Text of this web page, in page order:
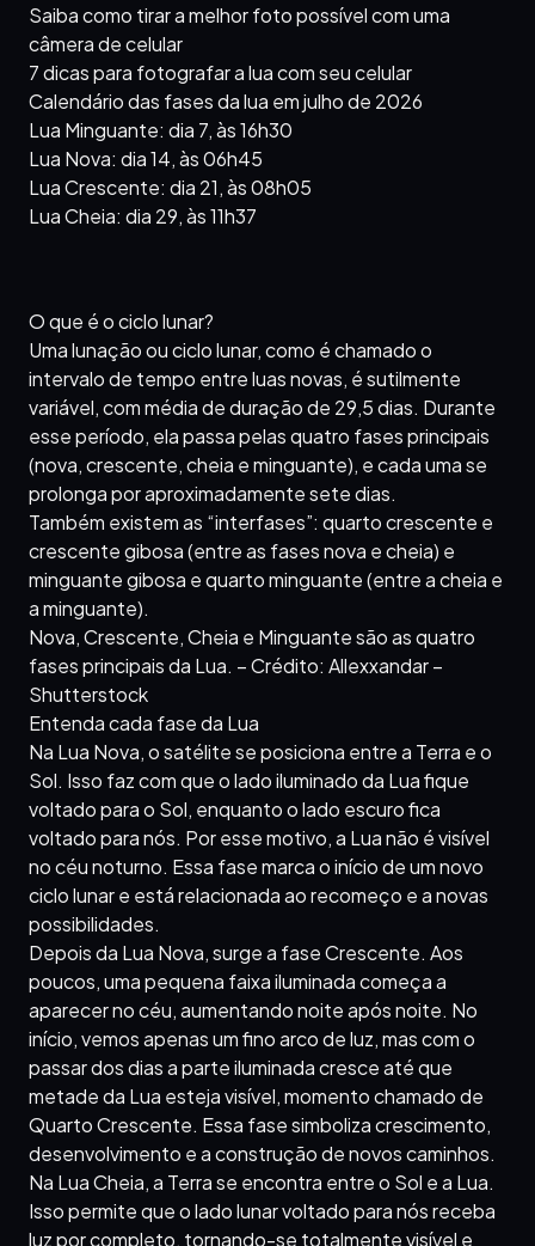
Saiba como tirar a melhor foto possível com uma
câmera de celular
7 dicas para fotografar a lua com seu celular
Calendário das fases da lua em julho de 2026
Lua Minguante: dia 7, às 16h30
Lua Nova: dia 14, às 06h45
Lua Crescente: dia 21, às 08h05
Lua Cheia: dia 29, às 11h37
O que é o ciclo lunar?
Uma lunação ou ciclo lunar, como é chamado o
intervalo de tempo entre luas novas, é sutilmente
variável, com média de duração de 29,5 dias. Durante
esse período, ela passa pelas quatro fases principais
(nova, crescente, cheia e minguante), e cada uma se
prolonga por aproximadamente sete dias.
Também existem as “interfases”: quarto crescente e
crescente gibosa (entre as fases nova e cheia) e
minguante gibosa e quarto minguante (entre a cheia e
a minguante).
Nova, Crescente, Cheia e Minguante são as quatro
fases principais da Lua. – Crédito: Allexxandar –
Shutterstock
Entenda cada fase da Lua
Na Lua Nova, o satélite se posiciona entre a Terra e o
Sol. Isso faz com que o lado iluminado da Lua fique
voltado para o Sol, enquanto o lado escuro fica
voltado para nós. Por esse motivo, a Lua não é visível
no céu noturno. Essa fase marca o início de um novo
ciclo lunar e está relacionada ao recomeço e a novas
possibilidades.
Depois da Lua Nova, surge a fase Crescente. Aos
poucos, uma pequena faixa iluminada começa a
aparecer no céu, aumentando noite após noite. No
início, vemos apenas um fino arco de luz, mas com o
passar dos dias a parte iluminada cresce até que
metade da Lua esteja visível, momento chamado de
Quarto Crescente. Essa fase simboliza crescimento,
desenvolvimento e a construção de novos caminhos.
Na Lua Cheia, a Terra se encontra entre o Sol e a Lua.
Isso permite que o lado lunar voltado para nós receba
luz por completo, tornando-se totalmente visível e